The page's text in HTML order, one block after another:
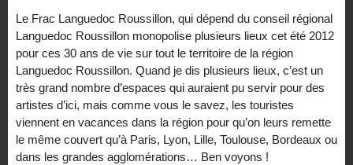
Le Frac Languedoc Roussillon, qui dépend du conseil régional
Languedoc Roussillon monopolise plusieurs lieux cet été 2012
pour ces 30 ans de vie sur tout le territoire de la région
Languedoc Roussillon. Quand je dis plusieurs lieux, c’est un
très grand nombre d’espaces qui auraient pu servir pour des
artistes d’ici, mais comme vous le savez, les touristes
viennent en vacances dans la région pour qu’on leurs remette
le même couvert qu’à Paris, Lyon, Lille, Toulouse, Bordeaux ou
dans les grandes agglomérations… Ben voyons !